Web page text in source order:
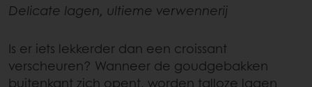
Delicate lagen, ultieme verwennerij
Is er iets lekkerder dan een croissant
verscheuren? Wanneer de goudgebakken
buitenkant zich opent, worden talloze lagen